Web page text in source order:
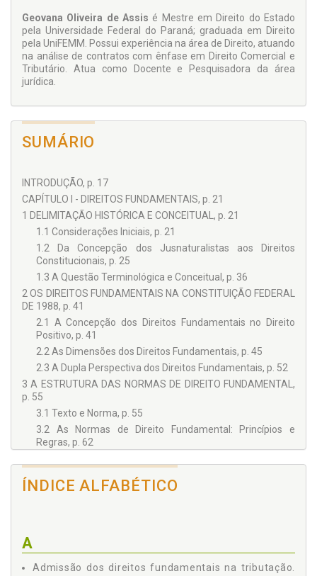
apenas possível pelo respeito aos direitos fundamentais em
todas as áreas em que uma atuação estatal concreta é
indispensável, como na área tributária, para bem cumprir os
objetivos constitucionais no desenvolvimento pleno de uma
sociedade livre, justa e solidária.
Geovana Oliveira de Assis é Mestre em Direito do Estado
pela Universidade Federal do Paraná; graduada em Direito
pela UniFEMM. Possui experiência na área de Direito, atuando
na análise de contratos com ênfase em Direito Comercial e
Tributário. Atua como Docente e Pesquisadora da área
jurídica.
SUMÁRIO
INTRODUÇÃO, p. 17
CAPÍTULO I - DIREITOS FUNDAMENTAIS, p. 21
1 DELIMITAÇÃO HISTÓRICA E CONCEITUAL, p. 21
1.1 Considerações Iniciais, p. 21
1.2 Da Concepção dos Jusnaturalistas aos Direitos
Constitucionais, p. 25
1.3 A Questão Terminológica e Conceitual, p. 36
2 OS DIREITOS FUNDAMENTAIS NA CONSTITUIÇÃO FEDERAL
DE 1988, p. 41
2.1 A Concepção dos Direitos Fundamentais no Direito
Positivo, p. 41
2.2 As Dimensões dos Direitos Fundamentais, p. 45
2.3 A Dupla Perspectiva dos Direitos Fundamentais, p. 52
3 A ESTRUTURA DAS NORMAS DE DIREITO FUNDAMENTAL,
p. 55
3.1 Texto e Norma, p. 55
3.2 As Normas de Direito Fundamental: Princípios e
Regras, p. 62
4 SÍNTESE PARCIAL, p. 75
CAPÍTULO II - DA VIABILIDADE DA ADMISSÃO DOS DIREITOS
Tributação, p. 79
ÍNDICE ALFABÉTICO
A
Admissão dos direitos fundamentais na tributação.